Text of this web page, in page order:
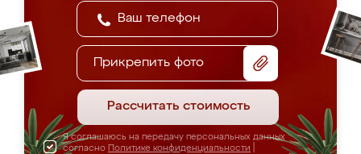
Прикрепить фото
Рассчитать стоимость
Я соглашаюсь на передачу персональных данных
согласно Политике конфиденциальности